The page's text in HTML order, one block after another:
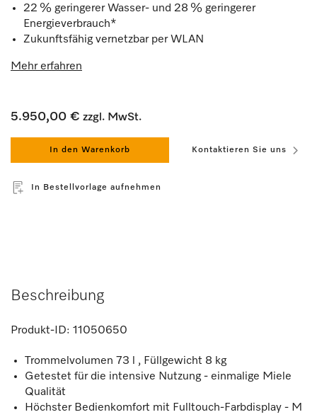
22 % geringerer Wasser- und 28 % geringerer
Energieverbrauch*
Zukunftsfähig vernetzbar per WLAN
Mehr erfahren
5.950,00 € zzgl. MwSt.
In den Warenkorb Kontaktieren Sie uns
In Bestellvorlage aufnehmen
Beschreibung
Produkt-ID: 11050650
Trommelvolumen 73 l , Füllgewicht 8 kg
Getestet für die intensive Nutzung - einmalige Miele
Qualität
Höchster Bedienkomfort mit Fulltouch-Farbdisplay - M